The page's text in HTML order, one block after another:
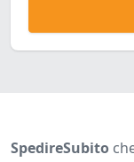
SpedireSubito